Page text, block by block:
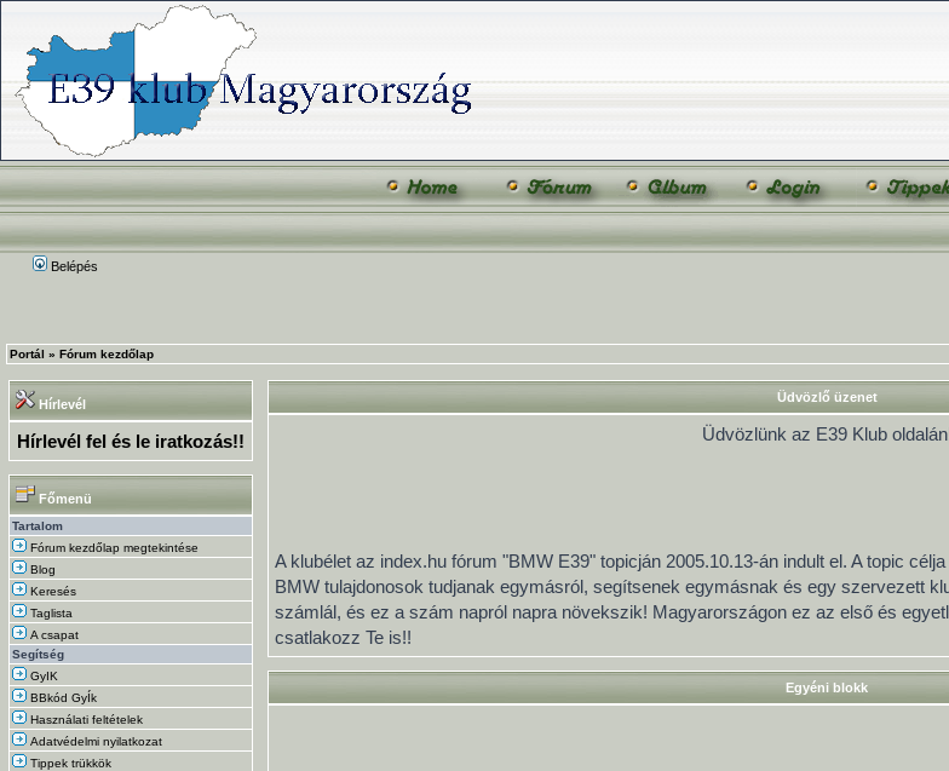
Belépés
Portál » Fórum kezdőlap
Hírlevél
Hírlevél fel és le iratkozás!!
Főmenü
Tartalom
Fórum kezdőlap megtekintése
Blog
Keresés
Taglista
A csapat
Segítség
GyIK
BBkód GyÍk
Használati feltételek
Adatvédelmi nyilatkozat
Tippek trükkök
Üdvözlő üzenet
Üdvözlünk az E39 Klub
A klubélet az index.hu fórum "BMW E39" topicján 2005.10.13-án indult el. A topic
BMW tulajdonosok tudjanak egymásról, segítsenek egymásnak és egy szervezett
számlál, és ez a szám napról napra növekszik! Magyarországon ez az első és
csatlakozz Te is!!
Egyéni blokk